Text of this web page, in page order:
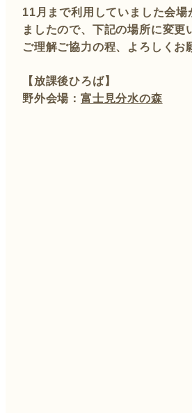
11月まで利用していました会場
ましたので、下記の場所に変更
ご理解ご協力の程、よろしくお
【 放課後ひろば】
野外会場： 富士見分水の森